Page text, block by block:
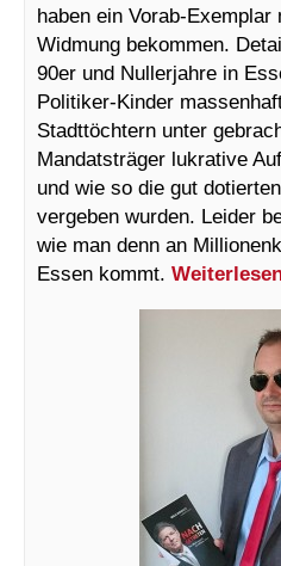
haben ein Vorab-
Widmung bekommen.
90er und Nullerjahre in
Politiker-Kinder
Stadttöchtern unter
Mandatsträger lukrative
und wie so die gut
vergeben wurden. Leider
wie man denn an
Essen kommt.